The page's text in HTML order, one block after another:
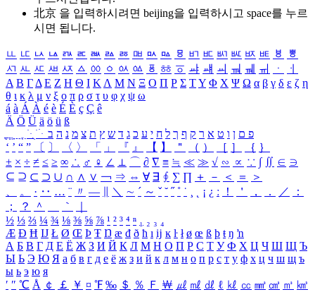
北京 을 입력하시려면 beijing을 입력하시고 space를 누르
시면 됩니다.
ㅥ ㅦ ㅧ ㅨ ㅩ ㅪ ㅫ ㅬ ㅭ ㅮ ㅯ ㅰ ㅱ ㅲ ㅳ ㅴ ㅵ ㅶ ㅷ ㅸ
ㅹ
ㅺ ㅻ ㅼ ㅽ ㅾ ㅿ ㆀ ㆁ ㆂ ㆃ ㆄ ㆅ ㆆ ㆇ ㆈ ㆉ ㆊ ㆋ ㆌ ㆍ
ㆎ
Α Β ΓΔ Ε Ζ Η Θ Ι ΚΛ Μ Ν Ξ Ο Π Ρ Σ ΤΥ Φ Χ Ψ Ω α β γ δ ε ζ η
θ ι κ λ μ ν ξ ο π ρ σ τ υ φ χ ψ ω
á à Á À é è É È ç Ç ê
Ä Ö Ü ä ö ü ß
ִֶֹ ֻּ ׁׂ פ ם ן ו ט א ר ק ף ך ל ח י ע כ ג ד ש ץ ת צ מ נ ה ב
‘ ’ “ ” 〔 〕 〈 〉 「 」 『 』 【 】 ＂ （ ） ［ ］ ｛ ｝
± × ÷ ≠ ≤ ≥ ∞ ∴ ♂ ♀ ∠ ⊥ ⌒ ∂ ∇ ≡ ≒ ≪ ≫ √ ∽ ∝ ∵ ∫ ∬ ∈ ∋
⊆ ⊇ ⊂ ⊃ ∪ ∩ ∧ ∨ ￢ ⇒ ⇔ ∀ ∃ ∮ ∑ ∏ ＋ － ＜ ＝
＞
、
。 · ‥ … ¨ 〃 ― ＼ ∼ ´ ～ ˇ ˘ ˝ ˚ ˙ ¸ ¡ ¿ ː ！ ＇ ， ． ／
：
；
？ ＾ ｀
½ ⅓ ⅔ ¼ ¾ ⅛ ⅜ ⅝ ⅞ ¹ ² ³ ⁴ ⁿ ₁ ₂ ₃ ₄
Æ Ð Ħ Ĳ Ł Ø Œ Þ Ŧ Ŋ æ đ ð ħ ı ĳ ĸ ŀ ł ø œ ß þ ŧ ŋ ŉ
А Б В Г Д Е Ё Ж З И Й К Л М Н О П Р С Т У Ф Х Ц Ч Ш Щ Ъ
Ы Ь Э Ю Я а б в г д е ё ж з и й к л м н о п р с т у ф х ц ч ш щ ъ
ы ь э ю я
′ ″ ℃ Å ￠ ￡ ￥ ¤ ℉ ‰ ＄ ％ Ｆ ￦ ㎕ ㎖ ㎗ ℓ ㎘ ㏄ ㎣ ㎤ ㎥ ㎦